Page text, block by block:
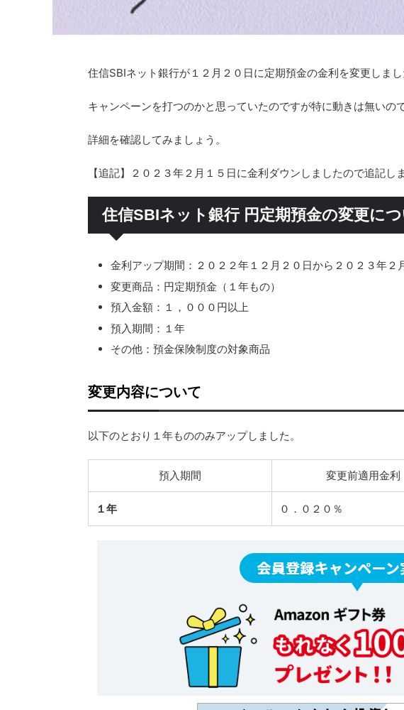
住信SBIネット銀行が１２月２０日に定期預金の金利を変更しまし
キャンペーンを打つのかと思っていたのですが特に動きは無いの
詳細を確認してみましょう。
【追記】２０２３年２月１５日に金利ダウンしましたので追記しま
住信SBIネット銀行 円定期預金の変更に
金利アップ期間：２０２２年１２月２０日から２０２３年２
変更商品：円定期預金（１年もの）
預入金額：１，０００円以上
預入期間：１年
その他：預金保険制度の対象商品
変更内容について
以下のとおり１年もののみアップしました。
預入期間 変更前適用金利
１年 ０．０２０％